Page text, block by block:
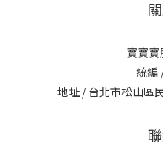
寶寶寶
統編
地址 / 台北市松山區